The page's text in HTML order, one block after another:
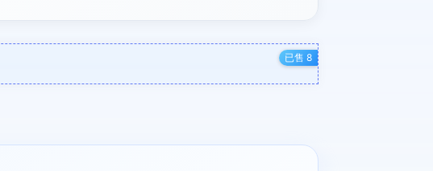
已售 8